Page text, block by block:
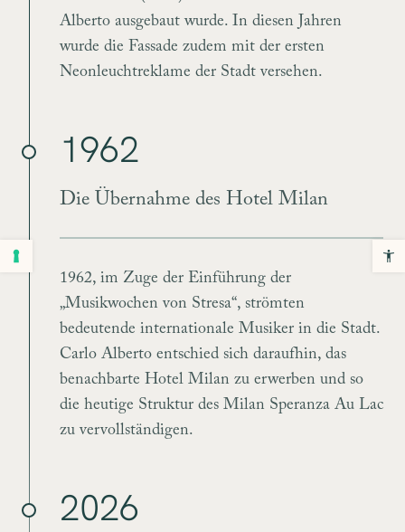
Alberto ausgebaut wurde. In diesen Jahren
wurde die Fassade zudem mit der ersten
Neonleuchtreklame der Stadt versehen.
1962
Die Übernahme des Hotel Milan
1962, im Zuge der Einführung der
„Musikwochen von Stresa“, strömten
bedeutende internationale Musiker in die Stadt.
Carlo Alberto entschied sich daraufhin, das
benachbarte Hotel Milan zu erwerben und so
die heutige Struktur des Milan Speranza Au Lac
zu vervollständigen.
2026